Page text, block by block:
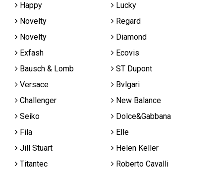
Happy
Lucky
Novelty
Regard
Novelty
Diamond
Exfash
Ecovis
Bausch & Lomb
ST Dupont
Versace
Bvlgari
Challenger
New Balance
Seiko
Dolce&Gabbana
Fila
Elle
Jill Stuart
Helen Keller
Titantec
Roberto Cavalli